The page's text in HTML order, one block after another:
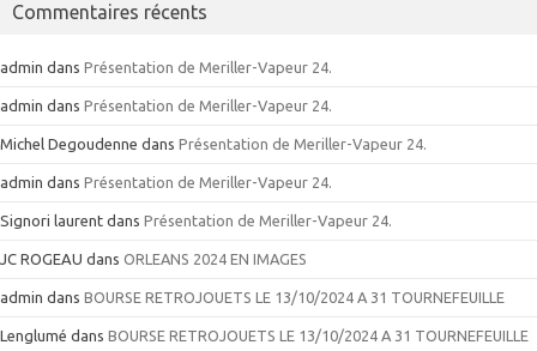
Commentaires récents
admin dans Présentation de Meriller-Vapeur 24.
admin dans Présentation de Meriller-Vapeur 24.
Michel Degoudenne dans Présentation de Meriller-Vapeur 24.
admin dans Présentation de Meriller-Vapeur 24.
Signori laurent dans Présentation de Meriller-Vapeur 24.
JC ROGEAU dans ORLEANS 2024 EN IMAGES
admin dans BOURSE RETROJOUETS LE 13/10/2024 A 31 TOURNEFEUILLE
Lenglumé dans BOURSE RETROJOUETS LE 13/10/2024 A 31 TOURNEFEUILLE